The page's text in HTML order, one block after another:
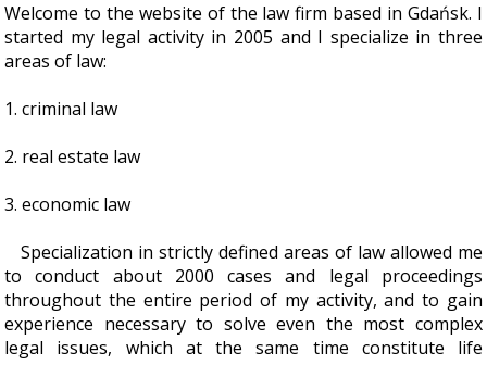
Welcome to the website of the law firm based in Gdańsk. I
started my legal activity in 2005 and I specialize in three
areas of law:
1. criminal law
2. real estate law
3. economic law
Specialization in strictly defined areas of law allowed me
to conduct about 2000 cases and legal proceedings
throughout the entire period of my activity, and to gain
experience necessary to solve even the most complex
legal issues, which at the same time constitute life